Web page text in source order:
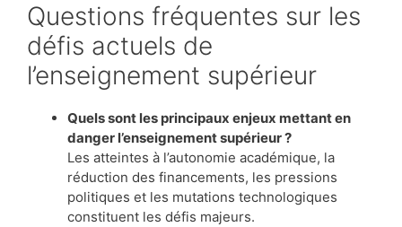
Questions fréquentes sur les
défis actuels de
l’enseignement supérieur
Quels sont les principaux enjeux mettant en
danger l’enseignement supérieur ?
Les atteintes à l’autonomie académique, la
réduction des financements, les pressions
politiques et les mutations technologiques
constituent les défis majeurs.